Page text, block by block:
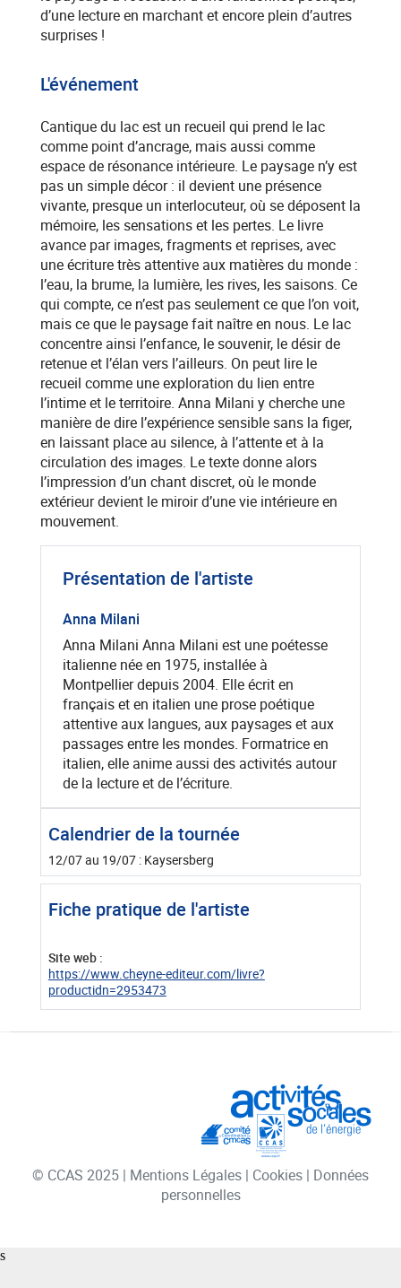
d’une lecture en marchant et encore plein d’autres
surprises !
L'événement
Cantique du lac est un recueil qui prend le lac
comme point d’ancrage, mais aussi comme
espace de résonance intérieure. Le paysage n’y est
pas un simple décor : il devient une présence
vivante, presque un interlocuteur, où se déposent la
mémoire, les sensations et les pertes. Le livre
avance par images, fragments et reprises, avec
une écriture très attentive aux matières du monde :
l’eau, la brume, la lumière, les rives, les saisons. Ce
qui compte, ce n’est pas seulement ce que l’on voit,
mais ce que le paysage fait naître en nous. Le lac
concentre ainsi l’enfance, le souvenir, le désir de
retenue et l’élan vers l’ailleurs. On peut lire le
recueil comme une exploration du lien entre
l’intime et le territoire. Anna Milani y cherche une
manière de dire l’expérience sensible sans la figer,
en laissant place au silence, à l’attente et à la
circulation des images. Le texte donne alors
l’impression d’un chant discret, où le monde
extérieur devient le miroir d’une vie intérieure en
mouvement.
Présentation de l'artiste
Anna Milani
Anna Milani Anna Milani est une poétesse
italienne née en 1975, installée à
Montpellier depuis 2004. Elle écrit en
français et en italien une prose poétique
attentive aux langues, aux paysages et aux
passages entre les mondes. Formatrice en
italien, elle anime aussi des activités autour
de la lecture et de l’écriture.
Calendrier de la tournée
12/07 au 19/07 : Kaysersberg
Fiche pratique de l'artiste
Site web :
https://www.cheyne-editeur.com/livre?
productidn=2953473
© CCAS 2025 | Mentions Légales | Cookies | Données
personnelles
s